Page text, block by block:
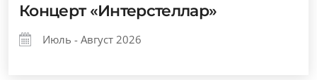
Концерт «Интерстеллар»
Июль - Август 2026